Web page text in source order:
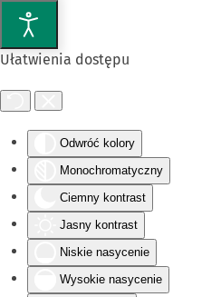
Ułatwienia dostępu
Odwróć kolory
Monochromatyczny
Ciemny kontrast
Jasny kontrast
Niskie nasycenie
Wysokie nasycenie
Przejdź do głównej treści